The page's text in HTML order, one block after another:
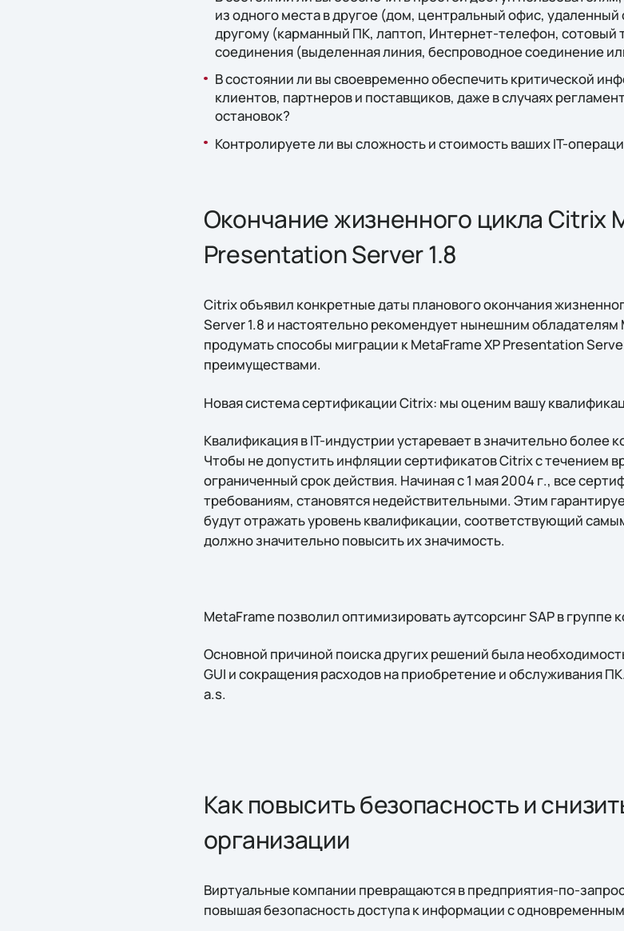
из одного места в другое (дом, центральный офис, удаленный
другому (карманный ПК, лаптоп, Интернет-телефон, сотовый
соединения (выделенная линия, беспроводное соединение
В состоянии ли вы своевременно обеспечить критической
клиентов, партнеров и поставщиков, даже в случаях
остановок?
Контролируете ли вы сложность и стоимость ваших IT-
Окончание жизненного цикла Citrix
Presentation Server 1.8
Citrix объявил конкретные даты планового окончания
Server 1.8 и настоятельно рекомендует нынешним обладателям
продумать способы миграции к MetaFrame XP Presentation
преимуществами.
Новая система сертификации Citrix: мы оценим вашу
Квалификация в IT-индустрии устаревает в значительно более
Чтобы не допустить инфляции сертификатов Citrix с течением
ограниченный срок действия. Начиная с 1 мая 2004 г., все
требованиям, становятся недействительными. Этим
будут отражать уровень квалификации, соответствующий
должно значительно повысить их значимость.
MetaFrame позволил оптимизировать аутсорсинг SAP в группе
Основной причиной поиска других решений была
GUI и сокращения расходов на приобретение и обслуживания
a.s.
Как повысить безопасность и
организации
Виртуальные компании превращаются в предприятия-по-
повышая безопасность доступа к информации с